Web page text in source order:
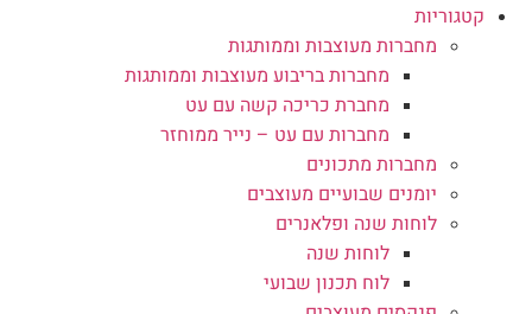
קטגוריות
מחברות מעוצבות וממותגות
מחברות בריבוע מעוצבות וממותגות
מחברת כריכה קשה עם עט
מחברות עם עט – נייר ממוחזר
מחברות מתכונים
יומנים שבועיים מעוצבים
לוחות שנה ופלאנרים
לוחות שנה
לוח תכנון שבועי